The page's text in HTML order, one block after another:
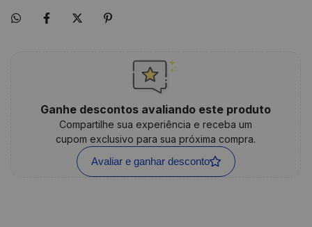
Ganhe descontos avaliando este produto
Compartilhe sua experiência e receba um
cupom exclusivo para sua próxima compra.
Avaliar e ganhar desconto